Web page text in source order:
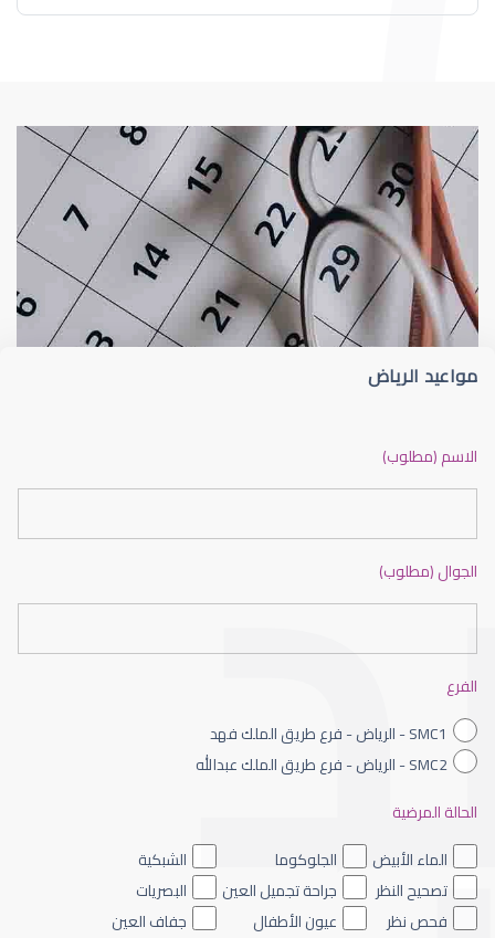
د إيثار عبدالعزيز سلامةطبيب عيون
طبيب عيون شمال الرياض
طبيب عيون الرياض
مواعيد الرياض
الاسم (مطلوب)
الجوال (مطلوب)
الفرع
SMC1 - الرياض - فرع طريق الملك فهد
SMC2 - الرياض - فرع طريق الملك عبدالله
الحالة المرضية
الماء الأبيض
الجلوكوما
الشبكية
تصحيح النظر
جراحة تجميل العين
البصريات
فحص نظر
عيون الأطفال جفاف العين